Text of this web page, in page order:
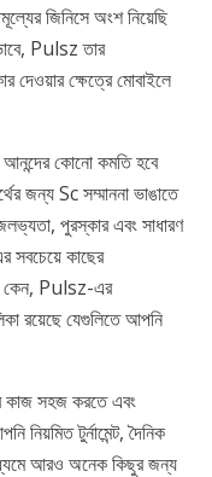
জিনিসে অংশ নিয়েছি
Pulsz তার
দেওয়ার ক্ষেত্রে মোবাইলে
কোনো কমতি হবে
জন্য Sc সম্মাননা ভাঙাতে
পুরস্কার এবং সাধারণ
কাছের
কেন, Pulsz-এর
রয়েছে যেগুলিতে আপনি
কাজ সহজ করতে এবং
নিয়মিত টুর্নামেন্ট, দৈনিক
আরও অনেক কিছুর জন্য